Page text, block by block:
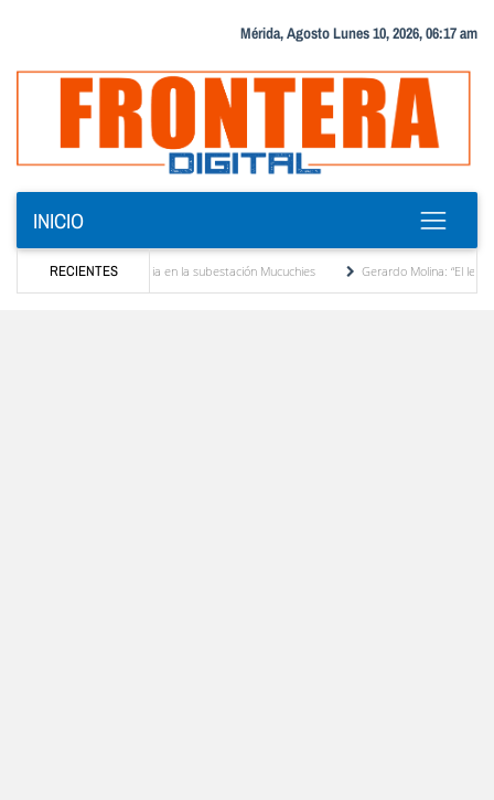
Mérida, Agosto Lunes 10, 2026, 06:17 am
INICIO
RECIENTES
de potencia en la subestación Mucuchies
Gerardo Molina: “El legado